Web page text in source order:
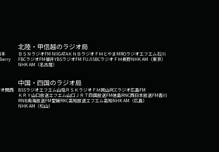
本
北陸・甲信越のラジオ局
ＢＳＮラジオFM NIIGATAＫＮＢラジオ ＦＭとやまMROラジオエフエム石川
FBCラジオFM福井YBSラジオFM FUJISBCラジオ ＦＭ長野NHK AM（東京）
NHK AM（名古屋）
関西
中国・四国のラジオ局
BSSラジオエフエム山陰ＲＳＫラジオ ＦＭ岡山RCCラジオ広島FM
ＫＲＹ山口放送エフエム山口 ＪＲＴ四国放送FM徳島RNC西日本放送FM香川
RNB南海放送FM愛媛RKC高知放送エフエム高知NHK AM（広島）
NHK AM（松山）